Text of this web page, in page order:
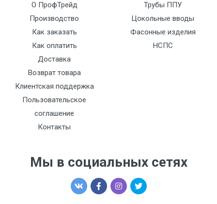
О ПрофТрейд
Производство
Как заказать
Как оплатить
Доставка
Возврат товара
Клиентская поддержка
Пользовательское
соглашение
Контакты
Трубы ППУ
Цокольные вводы
Фасонные изделия
НСПС
Мы в социальных сетях